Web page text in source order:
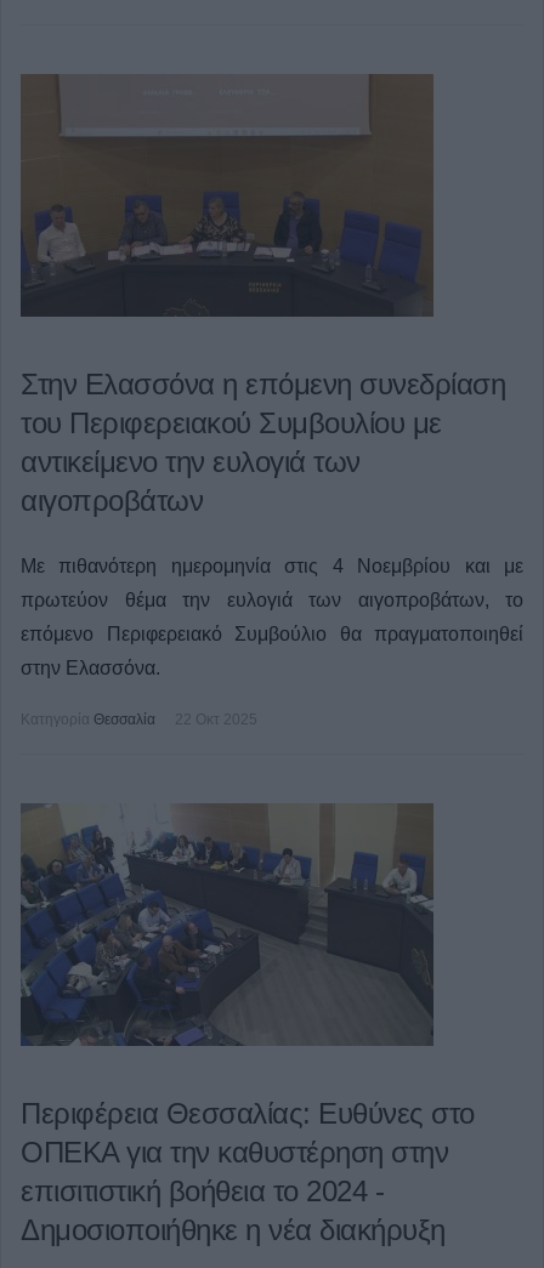
Στην Ελασσόνα η επόμενη συνεδρίαση
του Περιφερειακού Συμβουλίου με
αντικείμενο την ευλογιά των
αιγοπροβάτων
Με πιθανότερη ημερομηνία στις 4 Νοεμβρίου και με
πρωτεύον θέμα την ευλογιά των αιγοπροβάτων, το
επόμενο Περιφερειακό Συμβούλιο θα πραγματοποιηθεί
στην Ελασσόνα.
Κατηγορία Θεσσαλία 22 Οκτ 2025
Περιφέρεια Θεσσαλίας: Ευθύνες στο
ΟΠΕΚΑ για την καθυστέρηση στην
επισιτιστική βοήθεια το 2024 -
Δημοσιοποιήθηκε η νέα διακήρυξη